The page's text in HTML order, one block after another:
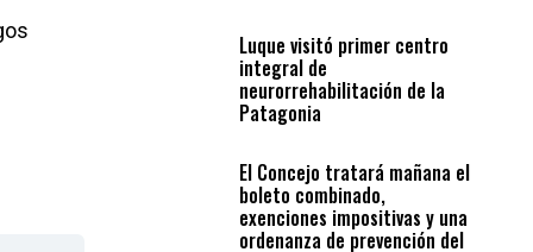
Luque visitó primer centro
integral de
neurorrehabilitación de la
Patagonia
El Concejo tratará mañana el
boleto combinado,
exenciones impositivas y una
ordenanza de prevención del